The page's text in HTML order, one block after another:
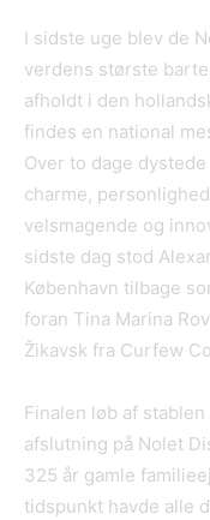
I sidste uge blev de
verdens største
afholdt i den
findes en national
Over to dage
charme,
velsmagende og
sidste dag stod
København tilbage
foran Tina Marina
Žikavsk fra Curfew
Finalen løb af
afslutning på Nolet
325 år gamle
tidspunkt havde alle